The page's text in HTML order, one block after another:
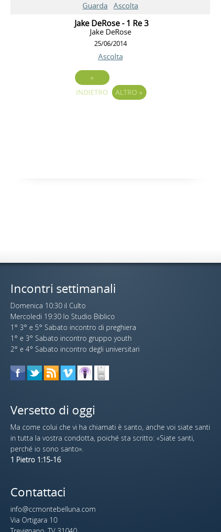
Guarda Ascolta
Jake DeRose - 1 Re 3
Jake DeRose
25/06/2014
Ascolta
«
INDIETRO
ALTRO »
Incontri settimanali
Domenica 10:30 il Culto
Mercoledi 19:30 lo Studio Biblico
1° 3° e 5° Sabato incontro di preghiera
1° e 3° Sabato incontro gruppo youth
2° e 4° Sabato incontro degli universitari
Versetto di oggi
Ma come colui che vi ha chiamati è santo, anche voi siate santi
in tutta la vostra condotta, poiché sta scritto: «Siate santi,
perché io sono santo».
1 Pietro 1:15-16
Contattaci
info@ccmontebelluna.com
Via Ortigara 10